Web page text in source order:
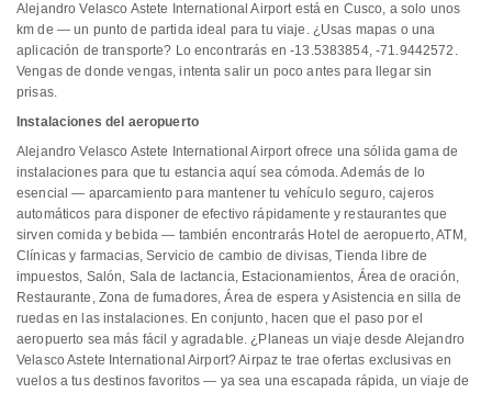
Alejandro Velasco Astete International Airport está en Cusco, a solo unos
km de — un punto de partida ideal para tu viaje. ¿Usas mapas o una
aplicación de transporte? Lo encontrarás en -13.5383854, -71.9442572.
Vengas de donde vengas, intenta salir un poco antes para llegar sin
prisas.
Instalaciones del aeropuerto
Alejandro Velasco Astete International Airport ofrece una sólida gama de
instalaciones para que tu estancia aquí sea cómoda. Además de lo
esencial — aparcamiento para mantener tu vehículo seguro, cajeros
automáticos para disponer de efectivo rápidamente y restaurantes que
sirven comida y bebida — también encontrarás Hotel de aeropuerto, ATM,
Clínicas y farmacias, Servicio de cambio de divisas, Tienda libre de
impuestos, Salón, Sala de lactancia, Estacionamientos, Área de oración,
Restaurante, Zona de fumadores, Área de espera y Asistencia en silla de
ruedas en las instalaciones. En conjunto, hacen que el paso por el
aeropuerto sea más fácil y agradable. ¿Planeas un viaje desde Alejandro
Velasco Astete International Airport? Airpaz te trae ofertas exclusivas en
vuelos a tus destinos favoritos — ya sea una escapada rápida, un viaje de